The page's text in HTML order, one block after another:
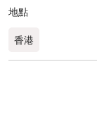
地點
香港